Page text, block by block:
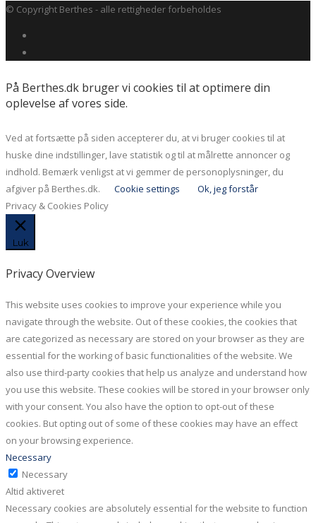
© Copyright Berthes - alle rettigheder forbeholdes
På Berthes.dk bruger vi cookies til at optimere din
oplevelse af vores side.
Ved at fortsætte på siden accepterer du, at vi bruger cookies til at
huske dine indstillinger, lave statistik og til at målrette annoncer og
indhold. Bemærk venligst at vi gemmer de personoplysninger, du
afgiver på Berthes.dk.
Cookie settings
Ok, jeg forstår
Privacy & Cookies Policy
Luk
Privacy Overview
This website uses cookies to improve your experience while you
navigate through the website. Out of these cookies, the cookies that
are categorized as necessary are stored on your browser as they are
essential for the working of basic functionalities of the website. We
also use third-party cookies that help us analyze and understand how
you use this website. These cookies will be stored in your browser only
with your consent. You also have the option to opt-out of these
cookies. But opting out of some of these cookies may have an effect
on your browsing experience.
Necessary
Necessary
Altid aktiveret
Necessary cookies are absolutely essential for the website to function